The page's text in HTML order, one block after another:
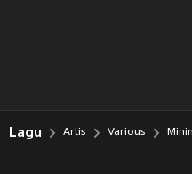
Lagu Artis Various